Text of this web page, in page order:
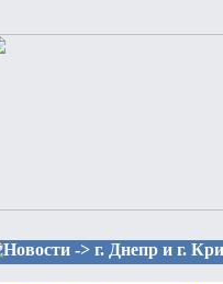
Новости -> г. Днепр и г.